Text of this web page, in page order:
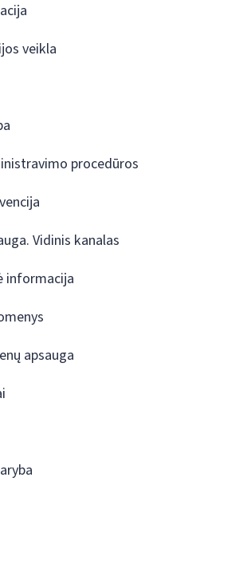
veikla
procedūros
Vidinis kanalas
informacija
apsauga